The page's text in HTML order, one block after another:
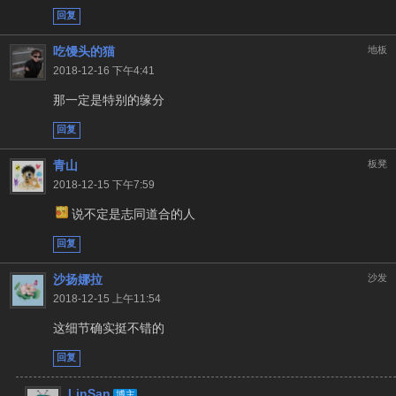
回复
地板
吃馒头的猫
2018-12-16 下午4:41
那一定是特别的缘分
回复
板凳
青山
2018-12-15 下午7:59
说不定是志同道合的人
回复
沙发
沙扬娜拉
2018-12-15 上午11:54
这细节确实挺不错的
回复